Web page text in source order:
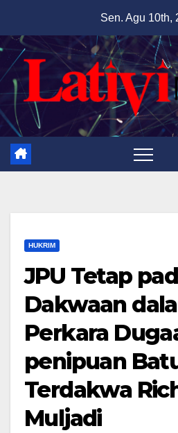
content
Sen. Agu 10th,
HUKRIM
JPU Tetap
Dakwaan
Perkara
penipuan
Terdakwa
Muljadi